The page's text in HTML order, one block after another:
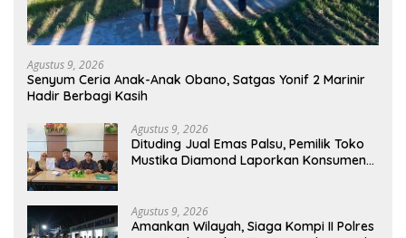
Agustus 9, 2026
Senyum Ceria Anak-Anak Obano, Satgas Yonif 2 Marinir
Hadir Berbagi Kasih
Agustus 9, 2026
Dituding Jual Emas Palsu, Pemilik Toko
Mustika Diamond Laporkan Konsumen
Agustus 9, 2026
Amankan Wilayah, Siaga Kompi II Polres